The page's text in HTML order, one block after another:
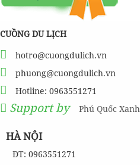
CUỒNG DU LỊCH
hotro@cuongdulich.vn
phuong@cuongdulich.vn
Hotline: 0963551271
Support by Phú Quốc Xanh
HÀ NỘI
ĐT: 0963551271